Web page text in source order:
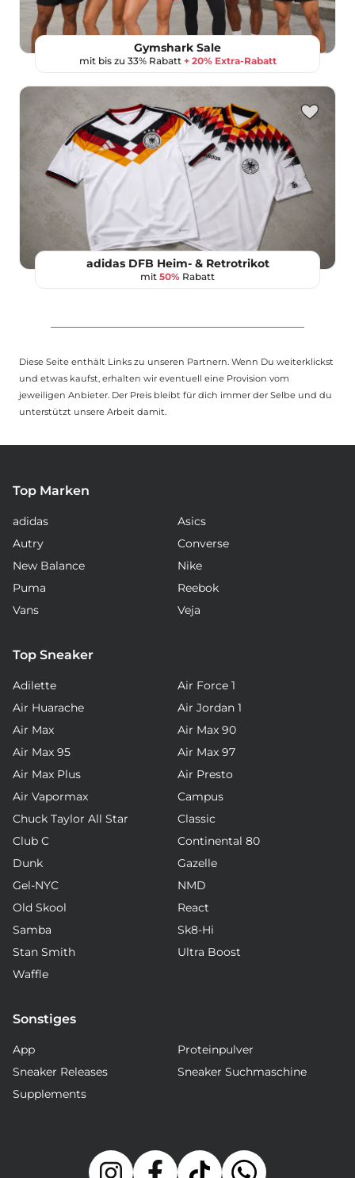
Gymshark Sale
mit bis zu 33% Rabatt + 20% Extra-Rabatt
adidas DFB Heim- & Retrotrikot
mit 50% Rabatt
Diese Seite enthält Links zu unseren Partnern. Wenn Du weiterklickst
und etwas kaufst, erhalten wir eventuell eine Provision vom
jeweiligen Anbieter. Der Preis bleibt für dich immer der Selbe und du
unterstützt unsere Arbeit damit.
Top Marken
adidas
Asics
Autry
Converse
New Balance
Nike
Puma
Reebok
Vans
Veja
Top Sneaker
Adilette
Air Force 1
Air Huarache
Air Jordan 1
Air Max
Air Max 90
Air Max 95
Air Max 97
Air Max Plus
Air Presto
Air Vapormax
Campus
Chuck Taylor All Star
Classic
Club C
Continental 80
Dunk
Gazelle
Gel-NYC
NMD
Old Skool
React
Samba
Sk8-Hi
Stan Smith
Ultra Boost
Waffle
Sonstiges
App
Proteinpulver
Sneaker Releases
Sneaker Suchmaschine
Supplements